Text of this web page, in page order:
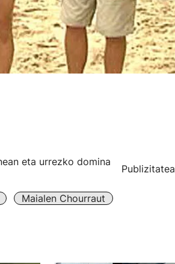
eta urrezko domina
Maialen Chourraut
Publizitatea